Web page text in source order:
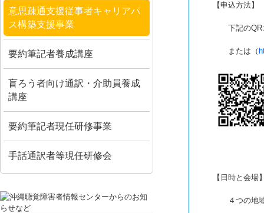
【申込方法】
下記の
または（
【日時と会場
４つの地
意思疎通支援従事者キャリアパ
ス構築支援事業
要約筆記者養成講座
盲ろう者向け通訳・介助員養成
講座
要約筆記者現任研修事業
手話通訳者等現任研修会